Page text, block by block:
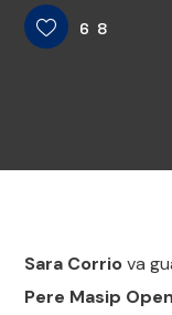
68
Sara Corriova
Pere Masip